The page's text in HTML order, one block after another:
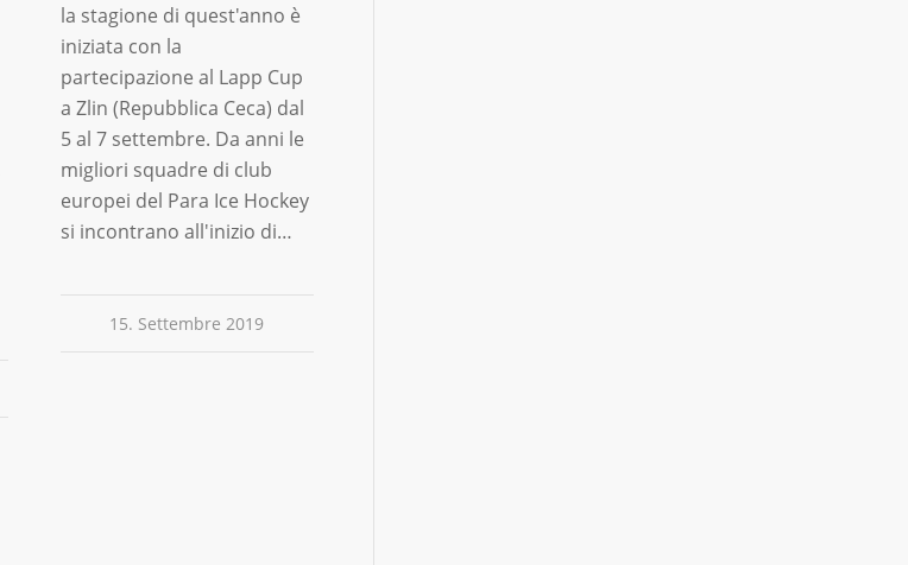
la stagione di quest'anno è
iniziata con la
partecipazione al Lapp Cup
a Zlin (Repubblica Ceca) dal
5 al 7 settembre. Da anni le
migliori squadre di club
europei del Para Ice Hockey
si incontrano all'inizio di…
15. Settembre 2019